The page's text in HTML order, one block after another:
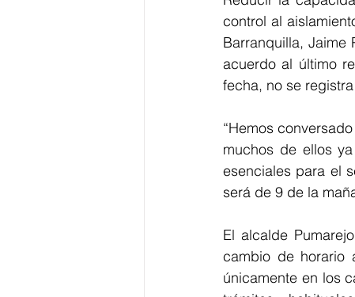
control al
Barranquilla,
acuerdo al último
fecha, no se
“Hemos
muchos de ellos
esenciales para el
será de 9 de la
El alcalde
cambio de horario
únicamente en los